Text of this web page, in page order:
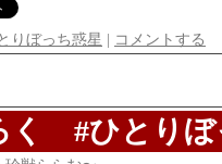
りぼっち惑星 | コメントする
く #ひとりぼ